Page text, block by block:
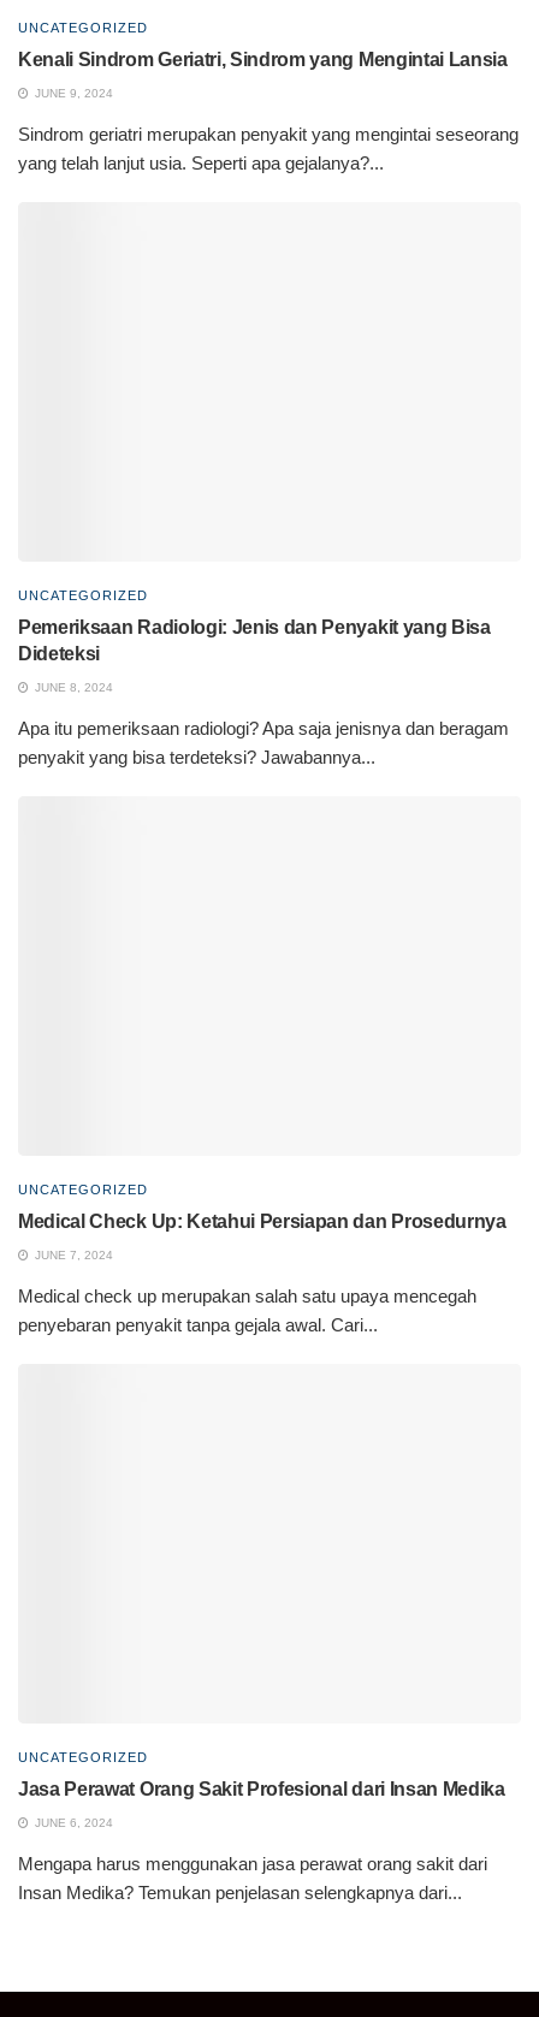
UNCATEGORIZED
Kenali Sindrom Geriatri, Sindrom yang Mengintai Lansia
JUNE 9, 2024
Sindrom geriatri merupakan penyakit yang mengintai seseorang
yang telah lanjut usia. Seperti apa gejalanya?...
UNCATEGORIZED
Pemeriksaan Radiologi: Jenis dan Penyakit yang Bisa
Dideteksi
JUNE 8, 2024
Apa itu pemeriksaan radiologi? Apa saja jenisnya dan beragam
penyakit yang bisa terdeteksi? Jawabannya...
UNCATEGORIZED
Medical Check Up: Ketahui Persiapan dan Prosedurnya
JUNE 7, 2024
Medical check up merupakan salah satu upaya mencegah
penyebaran penyakit tanpa gejala awal. Cari...
UNCATEGORIZED
Jasa Perawat Orang Sakit Profesional dari Insan Medika
JUNE 6, 2024
Mengapa harus menggunakan jasa perawat orang sakit dari
Insan Medika? Temukan penjelasan selengkapnya dari...